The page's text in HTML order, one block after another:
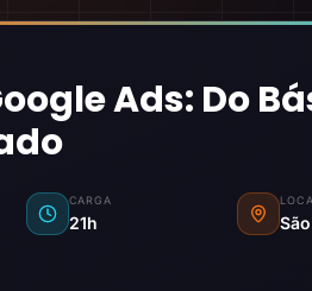
Ads: Do
CARGA
21h